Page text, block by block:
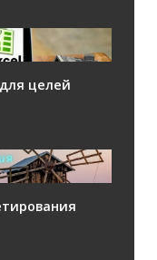
целей